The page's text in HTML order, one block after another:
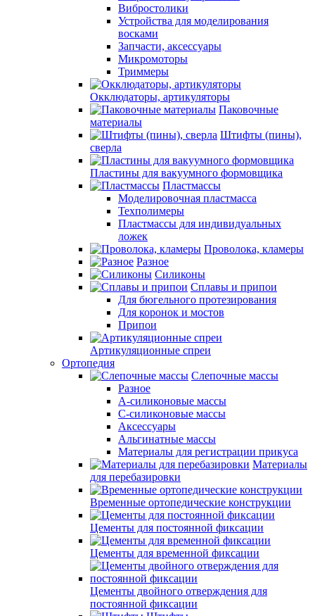
Вибростолики
Устройства для моделирования
восками
Запчасти, аксессуары
Микромоторы
Триммеры
Окклюдаторы, артикуляторы
Паковочные
материалы
Штифты (пины),
сверла
Пластины для вакуумного формовщика
Пластмассы
Моделировочная пластмасса
Техполимеры
Пластмассы для индивидуальных
ложек
Проволока, кламеры
Разное
Силиконы
Сплавы и припои
Для бюгельного протезирования
Для коронок и мостов
Припои
Артикуляционные спреи
Ортопедия
Слепочные массы
Разное
А-силиконовые массы
С-силиконовые массы
Аксессуары
Альгинатные массы
Материалы для регистрации прикуса
Материалы
для перебазировки
Временные ортопедические конструкции
Цементы для постоянной фиксации
Цементы для временной фиксации
Цементы двойного отверждения для
постоянной фиксации